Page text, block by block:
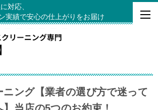
対応、
実績で安心の仕上がりをお届け
ニング【業者の選び方で迷って